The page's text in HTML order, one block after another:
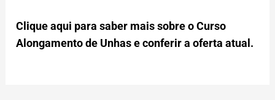
Clique aqui para saber mais sobre o Curso
Alongamento de Unhas e conferir a oferta atual.